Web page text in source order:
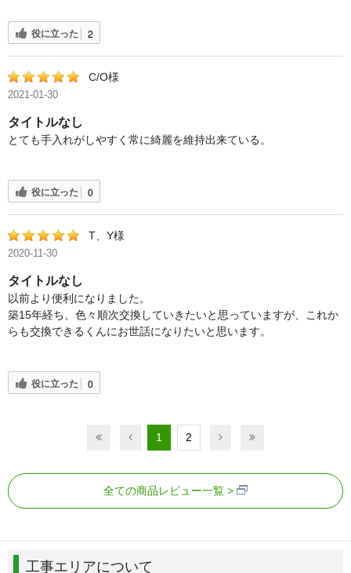
役に立った 2
C/O様
2021-01-30
タイトルなし
とても手入れがしやすく常に綺麗を維持出来ている。
役に立った 0
T、Y様
2020-11-30
タイトルなし
以前より便利になりました。
築15年経ち、色々順次交換していきたいと思っていますが、これか
らも交換できるくんにお世話になりたいと思います。
役に立った 0
1 2
全ての商品レビュー一覧
工事エリアについて